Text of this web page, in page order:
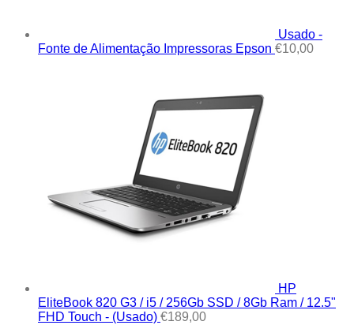
Usado -
Fonte de Alimentação Impressoras Epson €10,00
HP
EliteBook 820 G3 / i5 / 256Gb SSD / 8Gb Ram / 12.5"
FHD Touch - (Usado) €189,00